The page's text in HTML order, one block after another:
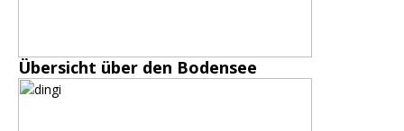
Übersicht über den Bodensee